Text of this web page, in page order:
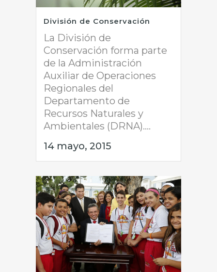
División de Conservación
La División de
Conservación forma parte
de la Administración
Auxiliar de Operaciones
Regionales del
Departamento de
Recursos Naturales y
Ambientales (DRNA)....
14 mayo, 2015